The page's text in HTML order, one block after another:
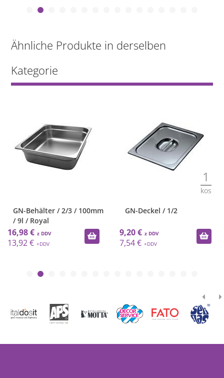
Ähnliche Produkte in derselben
Kategorie
/ 2/3 / 100mm
GN-Deckel / 1/2
9,20 €
7,54 €
15,56 €
12,75 €